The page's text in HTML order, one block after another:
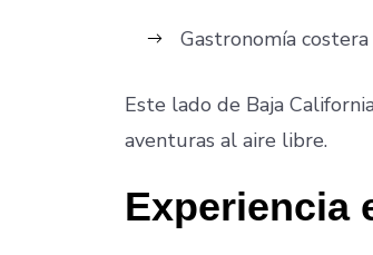
Gastronomía
Este lado de Baja
aventuras al aire libre.
Experiencia